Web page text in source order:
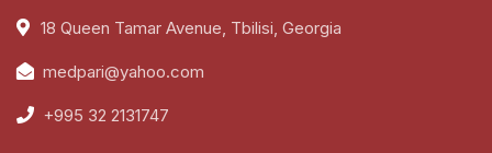
18 Queen Tamar Avenue, Tbilisi, Georgia
medpari@yahoo.com
+995 32 2131747